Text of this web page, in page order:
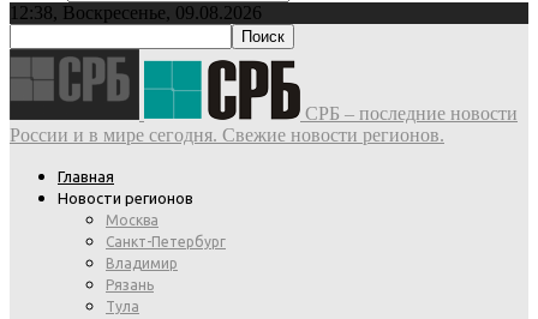
12:38, Воскресенье, 09.08.2026
СРБ – последние новости
России и в мире сегодня. Свежие новости регионов.
Главная
Новости регионов
Москва
Санкт-Петербург
Владимир
Рязань
Тула